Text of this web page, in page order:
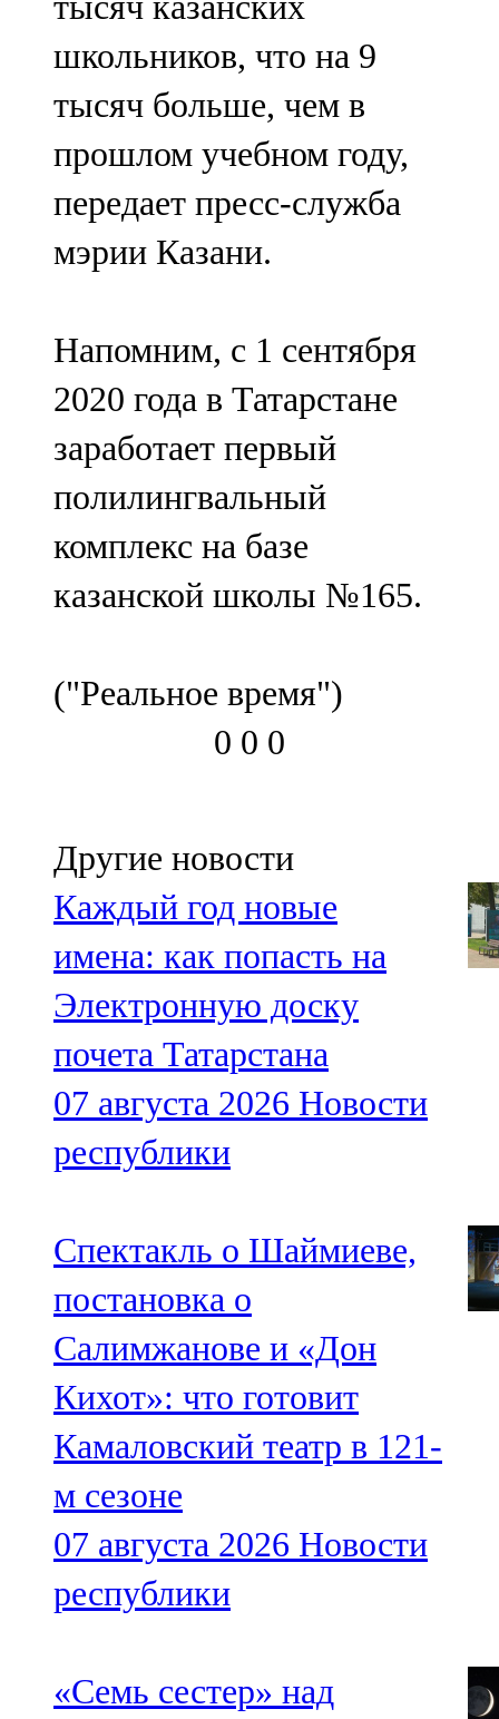
школьников, что на 9
тысяч больше, чем в
прошлом учебном году,
передает пресс-служба
мэрии Казани.
Напомним, с 1 сентября
2020 года в Татарстане
заработает первый
полилингвальный
комплекс на базе
казанской школы №165.
("Реальное время")
0 0 0
Другие новости
Каждый год новые
имена: как попасть на
Электронную доску
почета Татарстана
07 августа 2026 Новости
республики
Спектакль о Шаймиеве,
постановка о
Салимжанове и «Дон
Кихот»: что готовит
Камаловский театр в 121-
м сезоне
07 августа 2026 Новости
республики
«Семь сестер» над